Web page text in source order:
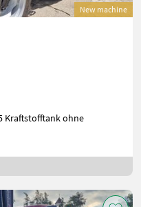
New machine